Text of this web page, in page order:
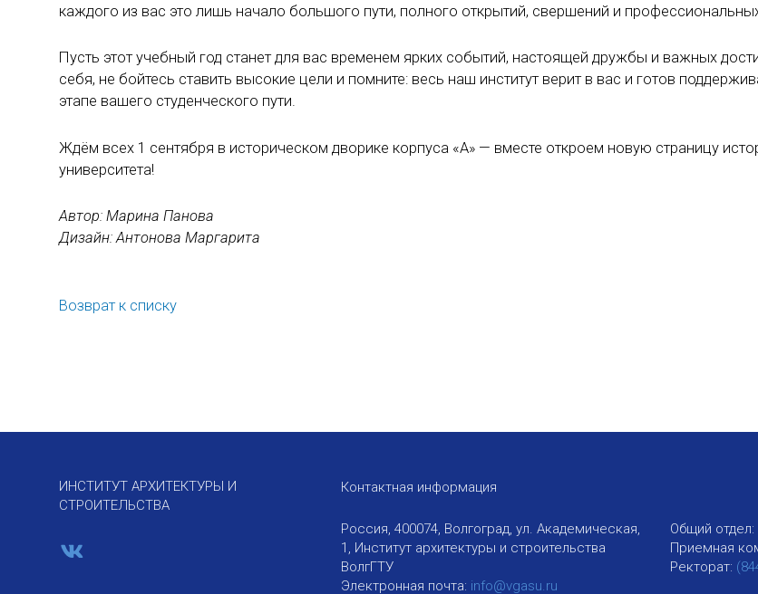
каждого из вас это лишь начало большого пути, полного открытий, свершений и
Пусть этот учебный год станет для вас временем ярких событий, настоящей дружбы и важных
себя, не бойтесь ставить высокие цели и помните: весь наш институт верит в вас и готов
этапе вашего студенческого пути.
Ждём всех 1 сентября в историческом дворике корпуса «А» — вместе откроем новую страницу
университета!
Автор: Марина Панова
Дизайн: Антонова Маргарита
Возврат к списку
ИНСТИТУТ АРХИТЕКТУРЫ И
СТРОИТЕЛЬСТВА
Контактная информация
Россия, 400074, Волгоград, ул. Академическая,
1, Институт архитектуры и строительства
ВолгГТУ
Электронная почта: info@vgasu.ru
Общий отдел:
Приемная
Ректорат: